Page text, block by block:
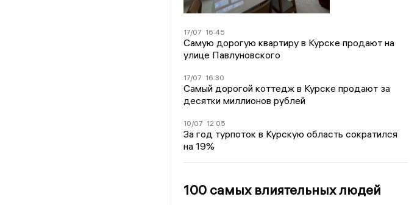
17/07 16:45
Самую дорогую квартиру в Курске продают на
улице Павлуновского
17/07 16:30
Самый дорогой коттедж в Курске продают за
десятки миллионов рублей
10/07 12:05
За год турпоток в Курскую область сократился
на 19%
100 самых влиятельных людей